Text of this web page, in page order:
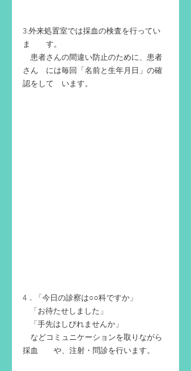
3.外来処置室では採血の検査を行ってい
ま　　す。
患者さんの間違い防止のために、患者
さん　には毎回「名前と生年月日」の確
認をして　います。
4．「今日の診察は○○科ですか」
    「お待たせしました」
    「手先はしびれませんか」
などコミュニケーションを取りながら
採血　　や、注射・問診を行います。